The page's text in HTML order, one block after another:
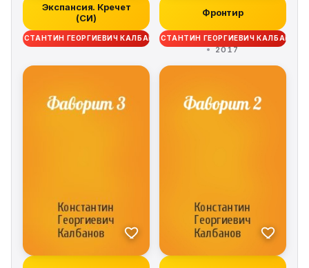
Экспансия. Кречет
(СИ)
КОНСТАНТИН ГЕОРГИЕВИЧ КАЛБАНОВ
Фронтир
КОНСТАНТИН ГЕОРГИЕВИЧ КАЛБАНОВ
2017